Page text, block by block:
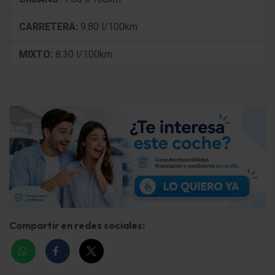
Climatizador automático 2-zonas
Calefactor
Regulación del asiento delante eléctric. (6/4 vías
izda./drcha.)
Respaldo del asiento trasero dividido/abatible
(60:40)
Elevalunas eléctric. delante + detrás
Cierre centralizado con Mando a distancia
Botón-start-stop
CARRETERA: 9.80 l/100km
MIXTO: 8.30 l/100km
Compartir en redes sociales: